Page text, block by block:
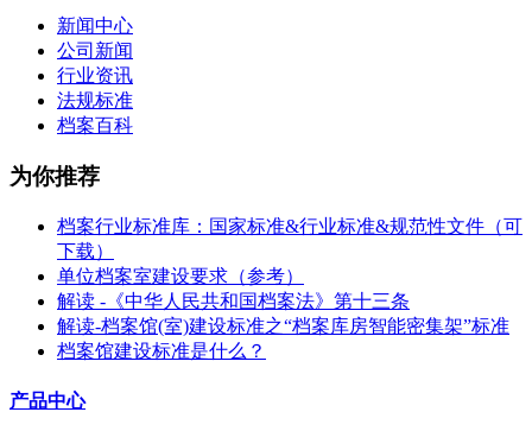
新闻中心
公司新闻
行业资讯
法规标准
档案百科
为你推荐
档案行业标准库：国家标准&行业标准&规范性文件（可
下载）
单位档案室建设要求（参考）
解读 -《中华人民共和国档案法》第十三条
解读-档案馆(室)建设标准之“档案库房智能密集架”标准
档案馆建设标准是什么？
产品中心